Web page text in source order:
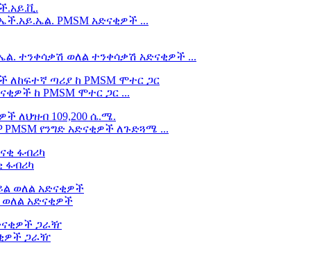
PMSM አድናቂዎች ...
ተንቀሳቃሽ ወለል ተንቀሳቃሽ አድናቂዎች ...
ከ PMSM ሞተር ጋር ...
PMSM የንግድ አድናቂዎች ለጉድጓሜ ...
ፋብሪካ
ወለል አድናቂዎች
ጋራዥ